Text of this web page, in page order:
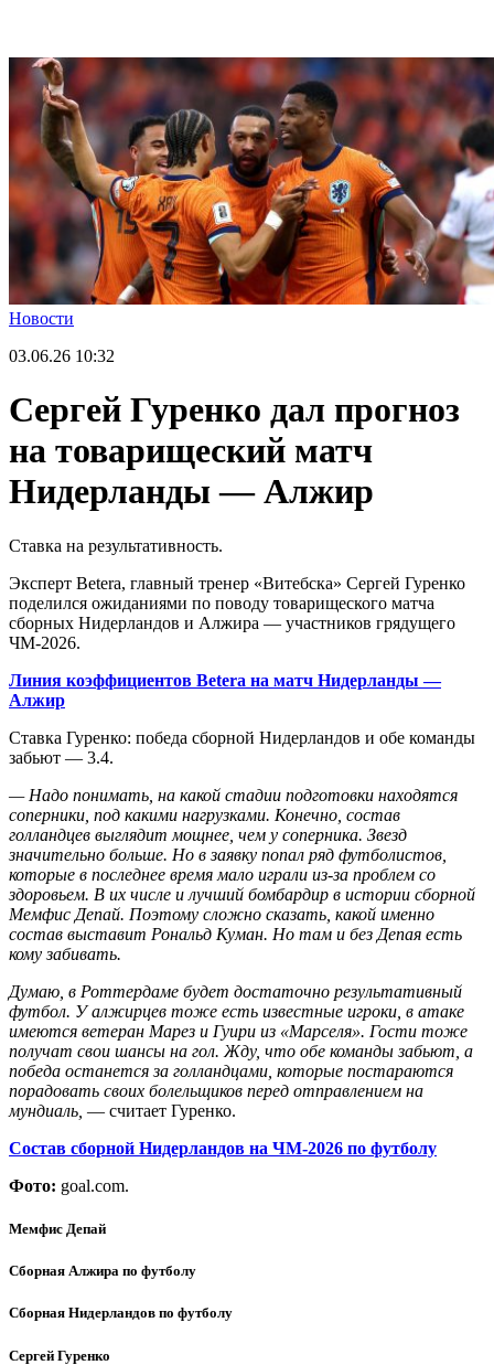
Новости
03.06.26 10:32
Сергей Гуренко дал прогноз
на товарищеский матч
Нидерланды — Алжир
Ставка на результативность.
Эксперт Betera, главный тренер «Витебска» Сергей Гуренко
поделился ожиданиями по поводу товарищеского матча
сборных Нидерландов и Алжира — участников грядущего
ЧМ-2026.
Линия коэффициентов Betera на матч Нидерланды —
Алжир
Ставка Гуренко: победа сборной Нидерландов и обе команды
забьют — 3.4.
— Надо понимать, на какой стадии подготовки находятся
соперники, под какими нагрузками. Конечно, состав
голландцев выглядит мощнее, чем у соперника. Звезд
значительно больше. Но в заявку попал ряд футболистов,
которые в последнее время мало играли из-за проблем со
здоровьем. В их числе и лучший бомбардир в истории сборной
Мемфис Депай. Поэтому сложно сказать, какой именно
состав выставит Рональд Куман. Но там и без Депая есть
кому забивать.
Думаю, в Роттердаме будет достаточно результативный
футбол. У алжирцев тоже есть известные игроки, в атаке
имеются ветеран Марез и Гуири из «Марселя». Гости тоже
получат свои шансы на гол. Жду, что обе команды забьют, а
победа останется за голландцами, которые постараются
порадовать своих болельщиков перед отправлением на
мундиаль, — считает Гуренко.
Состав сборной Нидерландов на ЧМ-2026 по футболу
Фото: goal.com.
Мемфис Депай
Сборная Алжира по футболу
Сборная Нидерландов по футболу
Сергей Гуренко